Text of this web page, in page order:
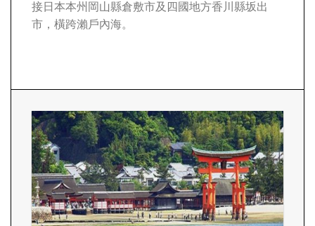
接日本本州岡山縣倉敷市及四國地方香川縣坂出
市，橫跨瀨戶內海。